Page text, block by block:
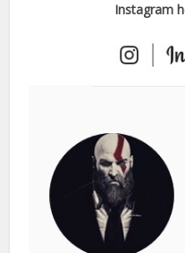
Instagram